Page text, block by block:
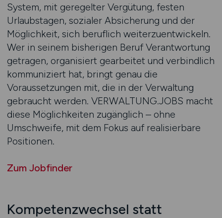
System, mit geregelter Vergütung, festen
Urlaubstagen, sozialer Absicherung und der
Möglichkeit, sich beruflich weiterzuentwickeln.
Wer in seinem bisherigen Beruf Verantwortung
getragen, organisiert gearbeitet und verbindlich
kommuniziert hat, bringt genau die
Voraussetzungen mit, die in der Verwaltung
gebraucht werden. VERWALTUNG.JOBS macht
diese Möglichkeiten zugänglich – ohne
Umschweife, mit dem Fokus auf realisierbare
Positionen.
Zum Jobfinder
Kompetenzwechsel statt